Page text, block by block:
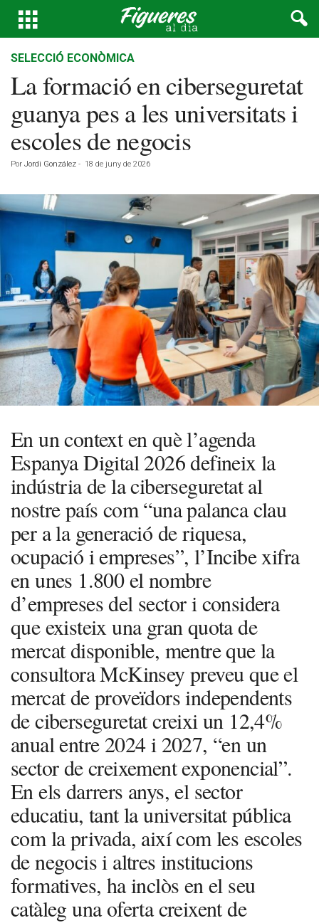
SELECCIÓ ECONÒMICA
La formació en ciberseguretat
guanya pes a les universitats i
escoles de negocis
Por Jordi González - 18 de juny de 2026
En un context en què l’agenda
Espanya Digital 2026 defineix la
indústria de la ciberseguretat al
nostre país com “una palanca clau
per a la generació de riquesa,
ocupació i empreses”, l’Incibe xifra
en unes 1.800 el nombre
d’empreses del sector i considera
que existeix una gran quota de
mercat disponible, mentre que la
consultora McKinsey preveu que el
mercat de proveïdors independents
de ciberseguretat creixi un 12,4%
anual entre 2024 i 2027, “en un
sector de creixement exponencial”.
En els darrers anys, el sector
educatiu, tant la universitat pública
com la privada, així com les escoles
de negocis i altres institucions
formatives, ha inclòs en el seu
catàleg una oferta creixent de